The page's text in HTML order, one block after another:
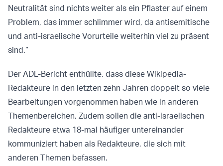
Neutralität sind nichts weiter als ein Pflaster auf einem
Problem, das immer schlimmer wird, da antisemitische
und anti-israelische Vorurteile weiterhin viel zu präsent
sind.“
Der ADL-Bericht enthüllte, dass diese Wikipedia-
Redakteure in den letzten zehn Jahren doppelt so viele
Bearbeitungen vorgenommen haben wie in anderen
Themenbereichen. Zudem sollen die anti-israelischen
Redakteure etwa 18-mal häufiger untereinander
kommuniziert haben als Redakteure, die sich mit
anderen Themen befassen.